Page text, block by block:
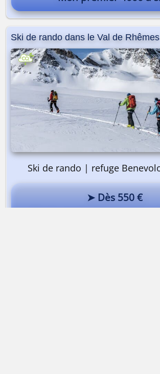
Ski de rando dans le Val de Rhêmes
Ski de rando | refuge
➤ Dès 550 €
Ski de rando dans le Val